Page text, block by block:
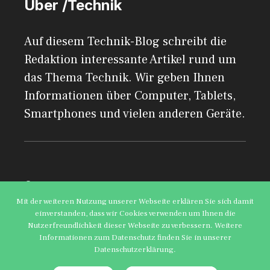
Über /Technik
Auf diesem Technik-Blog schreibt die
Redaktion interessante Artikel rund um
das Thema Technik. Wir geben Ihnen
Informationen über Computer, Tablets,
Smartphones und vielen anderen Geräte.
© 2026 AdSimple GmbH
Impressum Datenschutzerklärung
Mit der weiteren Nutzung unserer Webseite erklären Sie sich damit
einverstanden, dass wir Cookies verwenden um Ihnen die
Nutzerfreundlichkeit dieser Webseite zu verbessern. Weitere
Informationen zum Datenschutz finden Sie in unserer
Datenschutzerklärung.